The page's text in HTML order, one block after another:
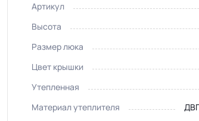
Артикул
Высота
Размер люка
Цвет крышки
Утепленная
Материал утеплителя